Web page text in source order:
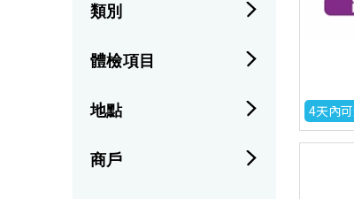
類別
體檢項目
地點
商戶
4天內